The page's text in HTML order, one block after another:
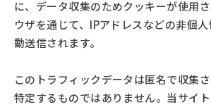
に、データ収集のためクッキーが使用
ウザを通じて、IPアドレスなどの非個
動送信されます。
このトラフィックデータは匿名で収集
特定するものではありません。当サイ